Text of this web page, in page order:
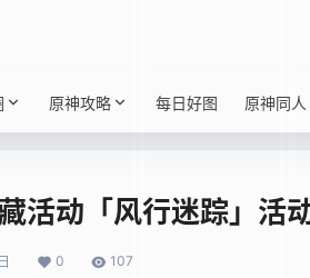
原神攻略 每日好图 原神同人
活动「风行迷踪」活
0 107